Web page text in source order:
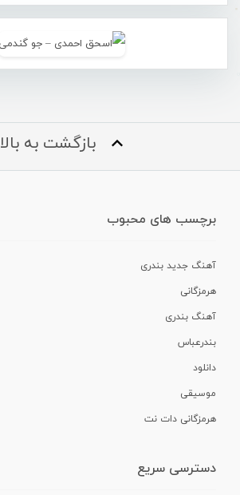
بازگشت به بالا
برچسب های محبوب
آهنگ جدید بندری
هرمزگانی
آهنگ بندری
بندرعباس
دانلود
موسیقی
هرمزگانی دات نت
دسترسی سریع